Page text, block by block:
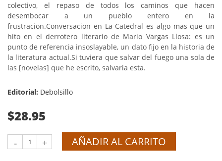
colectivo, el repaso de todos los caminos que hacen
desembocar a un pueblo entero en la
frustracion.Conversacion en La Catedral es algo mas que un
hito en el derrotero literario de Mario Vargas Llosa: es un
punto de referencia insoslayable, un dato fijo en la historia de
la literatura actual.Si tuviera que salvar del fuego una sola de
las [novelas] que he escrito, salvaria esta.
Editorial: Debolsillo
$28.95
- + AÑADIR AL CARRITO